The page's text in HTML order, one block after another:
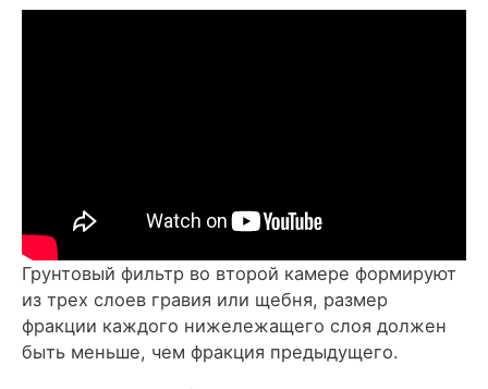
Грунтовый фильтр во второй камере формируют
из трех слоев гравия или щебня, размер
фракции каждого нижележащего слоя должен
быть меньше, чем фракция предыдущего.